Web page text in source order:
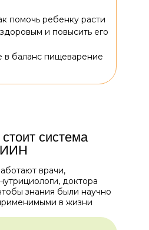
помочь ребенку расти
и повысить его
в баланс пищеварение
врачи,
доктора
знания были научно
в жизни
система